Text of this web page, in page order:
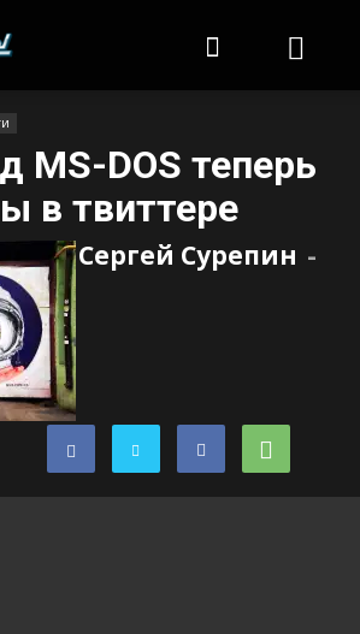
MS-DOS теперь
в твиттере
Сергей Сурепин -